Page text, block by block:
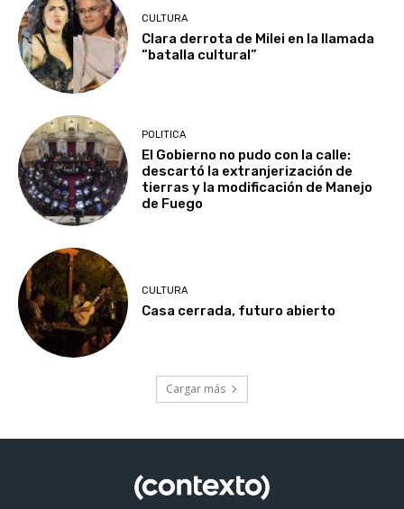
CULTURA
Clara derrota de Milei en la llamada
“batalla cultural”
POLITICA
El Gobierno no pudo con la calle:
descartó la extranjerización de
tierras y la modificación de Manejo
de Fuego
CULTURA
Casa cerrada, futuro abierto
Cargar más